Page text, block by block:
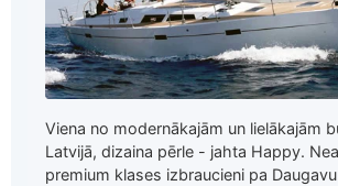
Viena no modernākajām un lielākajām
Latvijā, dizaina pērle - jahta Happy.
premium klases izbraucieni pa